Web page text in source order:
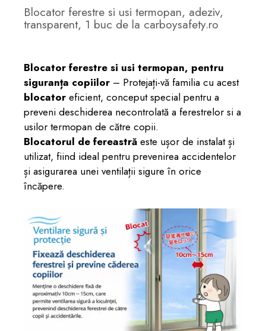
Blocator ferestre si usi termopan, adeziv,
transparent, 1 buc de la carboysafety.ro
Blocator ferestre si usi termopan, pentru
siguranța copiilor – Protejați-vă familia cu acest
blocator eficient, conceput special pentru a
preveni deschiderea necontrolată a ferestrelor si a
usilor termopan de către copii.
Blocatorul de fereastră este ușor de instalat și
utilizat, fiind ideal pentru prevenirea accidentelor
și asigurarea unei ventilații sigure în orice
încăpere.